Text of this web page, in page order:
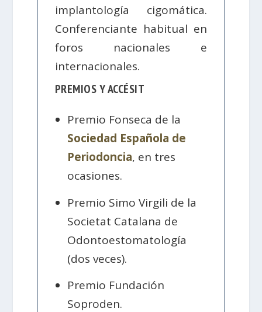
implantología cigomática.
Conferenciante habitual en
foros nacionales e
internacionales.
PREMIOS Y ACCÉSIT
Premio Fonseca de la
Sociedad Española de
Periodoncia, en tres
ocasiones.
Premio Simo Virgili de la
Societat Catalana de
Odontoestomatología
(dos veces).
Premio Fundación
Soproden.